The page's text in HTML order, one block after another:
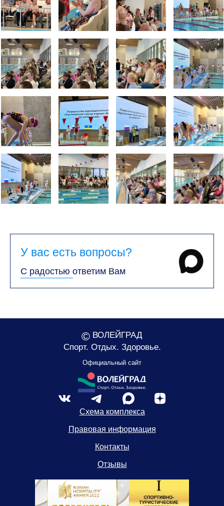
У вас есть вопросы?
С радостью ответим Вам
© ВОЛЕЙГРАД
Спорт. Отдых. Здоровье.
Официальный сайт
Схема комплекса
Правовая информация
Контакты
Отзывы